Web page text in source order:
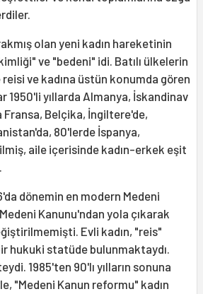
olan yeni kadın hareketinin
ve "bedeni" idi. Batılı ülkelerin
ve kadına üstün konumda gören
1950'li yıllarda Almanya, İskandinav
Belçika, İngiltere'de,
80'lerde İspanya,
aile içerisinde kadın-erkek eşit
dönemin en modern Medeni
Kanunu'ndan yola çıkarak
Evli kadın, "reis"
hukuki statüde bulunmaktaydı.
1985'ten 90'lı yılların sonuna
"Medeni Kanun reformu" kadın